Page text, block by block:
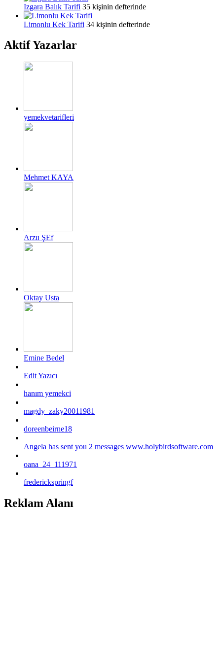
Izgara Balık Tarifi 35 kişinin defterinde
Limonlu Kek Tarifi 34 kişinin defterinde
Aktif Yazarlar
yemekvetarifleri
Mehmet KAYA
Arzu ŞEf
Oktay Usta
Emine Bedel
Edit Yazıcı
hanım yemekci
magdy_zaky20011981
doreenbeirne18
Angela has sent you 2 messages www.holybirdsoftware.com
oana_24_111971
frederickspringf
Reklam Alanı